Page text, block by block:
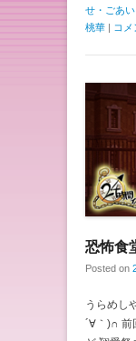
せ・ごあ
桃華 | コメ
恐怖食
Posted on
うらめし
´∀｀)∩ 前